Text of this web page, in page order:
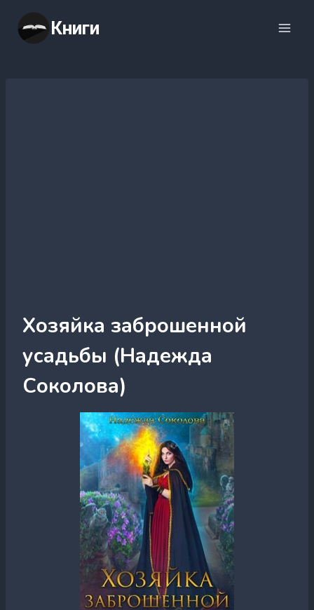
содержимому
Книги
Хозяйка заброшенной
усадьбы (Надежда
Соколова)